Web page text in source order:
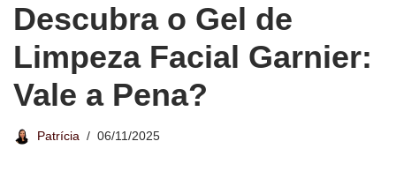
Descubra o Gel de
Limpeza Facial Garnier:
Vale a Pena?
Patrícia 06/11/2025